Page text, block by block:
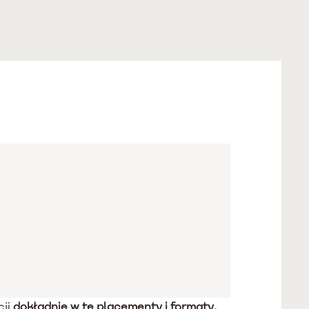
dokładnie w te placementy i formaty,